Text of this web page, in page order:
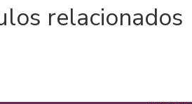
relacionados